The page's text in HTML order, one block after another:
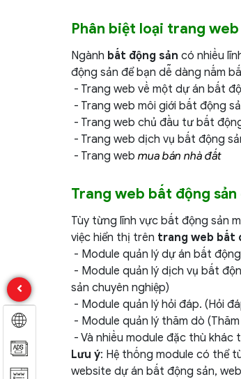
Phân biệt loại trang
Ngành bất động sản có nhiều
động sản để bạn dễ dàng nắm
- Trang web về một dự án bất
- Trang web môi giới bất động
- Trang web chủ đầu tư bất
- Trang web dịch vụ bất động
- Trang web mua bán nhà đất
Trang web bất động
Tùy từng lĩnh vực bất động sản
việc hiển thị trên trang web bất
- Module quản lý dự án bất
- Module quản lý dịch vụ bất
sản chuyên nghiệp)
- Module quản lý hỏi đáp. (Hỏi
- Module quản lý thăm dò
- Và nhiều module đặc thù
Lưu ý: Hệ thống module có thể
website dự án bất động sản,